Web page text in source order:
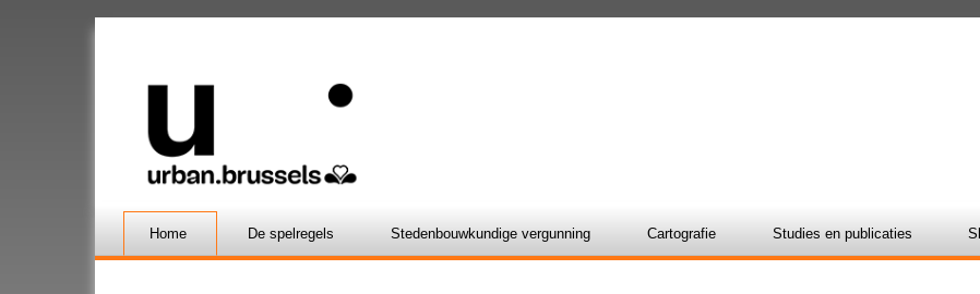
Home De spelregels Stedenbouwkundige vergunning Cartografie Studies en publicaties